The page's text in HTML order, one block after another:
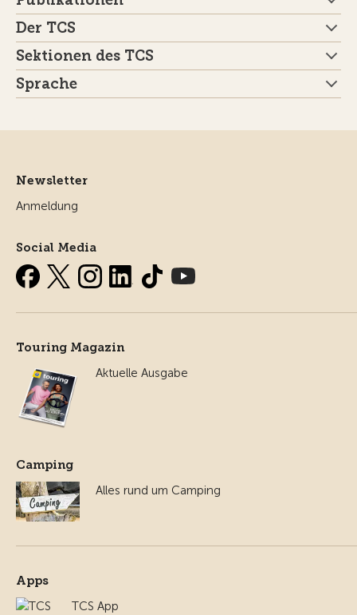
Der TCS
Sektionen des TCS
Sprache
Newsletter
Anmeldung
Social Media
Touring Magazin
Aktuelle Ausgabe
Camping
Alles rund um Camping
Apps
TCS App